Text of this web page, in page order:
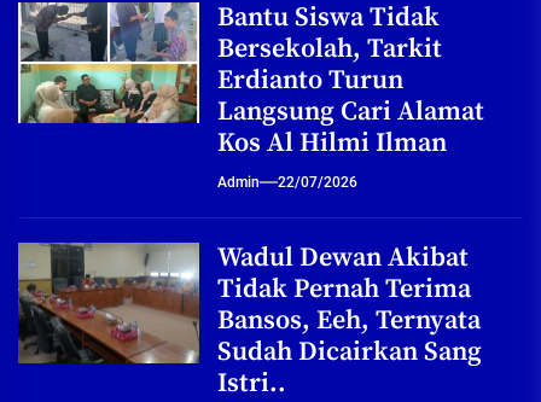
Bantu Siswa Tidak
Bersekolah, Tarkit
Erdianto Turun
Langsung Cari Alamat
Kos Al Hilmi Ilman
Admin 22/07/2026
Wadul Dewan Akibat
Tidak Pernah Terima
Bansos, Eeh, Ternyata
Sudah Dicairkan Sang
Istri..